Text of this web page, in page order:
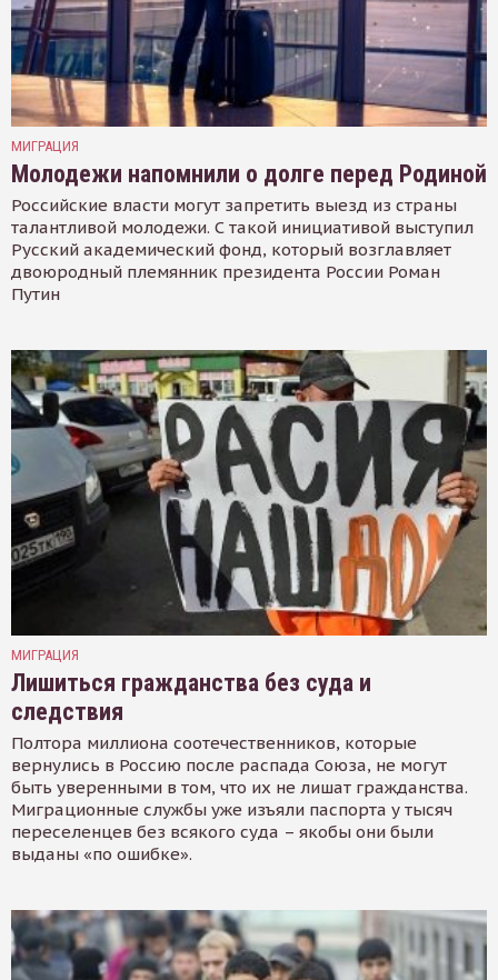
МИГРАЦИЯ
Молодежи напомнили о долге перед Родиной
Российские власти могут запретить выезд из страны
талантливой молодежи. С такой инициативой выступил
Русский академический фонд, который возглавляет
двоюродный племянник президента России Роман
Путин
МИГРАЦИЯ
Лишиться гражданства без суда и
следствия
Полтора миллиона соотечественников, которые
вернулись в Россию после распада Союза, не могут
быть уверенными в том, что их не лишат гражданства.
Миграционные службы уже изъяли паспорта у тысяч
переселенцев без всякого суда – якобы они были
выданы «по ошибке».